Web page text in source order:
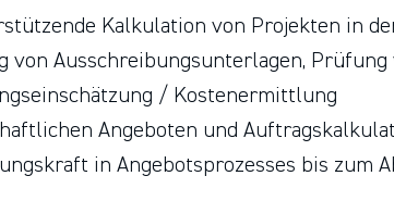
Kalkulation von Projekten in
von Ausschreibungsunterlagen,
/ Kostenermittlung
Angeboten und
in Angebotsprozesses bis zum